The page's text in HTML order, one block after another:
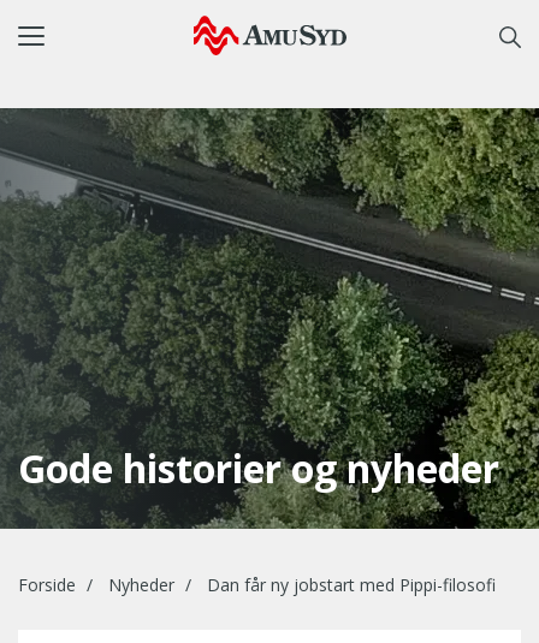
Toggle
Gode historier og nyheder
Forside Nyheder Dan får ny jobstart med Pippi-filosofi